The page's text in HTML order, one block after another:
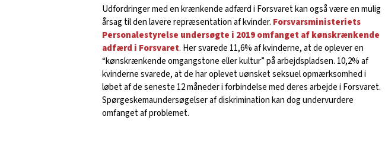
Udfordringer med en krænkende adfærd i Forsvaret kan også være en mulig
årsag til den lavere repræsentation af kvinder. Forsvarsministeriets
Personalestyrelse undersøgte i 2019 omfanget af kønskrænkende
adfærd i Forsvaret. Her svarede 11,6% af kvinderne, at de oplever en
“kønskrænkende omgangstone eller kultur” på arbejdspladsen. 10,2% af
kvinderne svarede, at de har oplevet uønsket seksuel opmærksomhed i
løbet af de seneste 12 måneder i forbindelse med deres arbejde i Forsvaret.
Spørgeskemaundersøgelser af diskrimination kan dog undervurdere
omfanget af problemet.